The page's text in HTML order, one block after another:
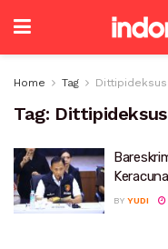
Home Tag
Tag:
BY YUDI